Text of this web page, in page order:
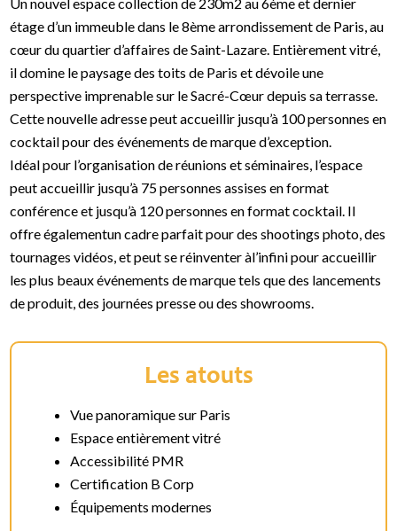
étage d’un immeuble dans le 8ème arrondissement de Paris, au
cœur du quartier d’affaires de Saint-Lazare. Entièrement vitré,
il domine le paysage des toits de Paris et dévoile une
perspective imprenable sur le Sacré-Cœur depuis sa terrasse.
Cette nouvelle adresse peut accueillir jusqu’à 100 personnes en
cocktail pour des événements de marque d’exception.
Idéal pour l’organisation de réunions et séminaires, l’espace
peut accueillir jusqu’à 75 personnes assises en format
conférence et jusqu’à 120 personnes en format cocktail. Il
offre égalementun cadre parfait pour des shootings photo, des
tournages vidéos, et peut se réinventer àl’infini pour accueillir
les plus beaux événements de marque tels que des lancements
de produit, des journées presse ou des showrooms.
Les atouts
Vue panoramique sur Paris
Espace entièrement vitré
Accessibilité PMR
Certification B Corp
Équipements modernes